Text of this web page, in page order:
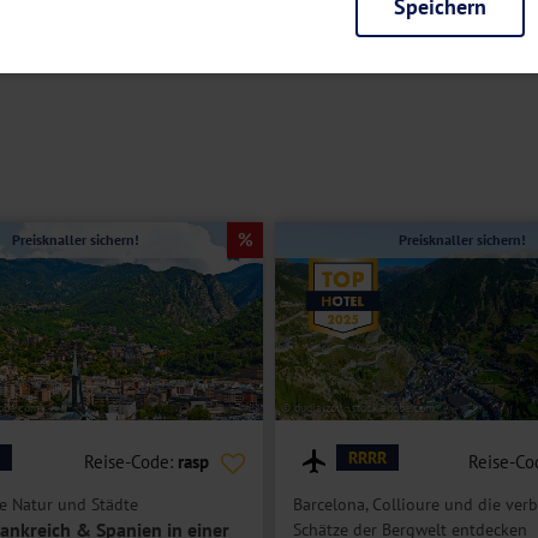
Preisknaller sichern!
Reise-Code: rasp
Natur und Städte
& Spanien in einer
© dudlajzov - stock.adobe.com
Preisknaller sichern!
RRRR Reise-
Barcelona, Collioure und die
Schätze der Bergwelt entdecken
der Seite unbedingt notwendig und ermöglichen beispielsweise
bei einem erneuten Besuch unserer Seite schneller zur Verfügung zu
Ihre Einwilligung jederzeit in den
Ihnen personalisierte Inhalte, passend zu Ihren Interessen anzuzeigen.
Speichern